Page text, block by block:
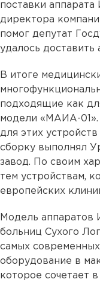
поставки
директора
помог депутат
удалось
В итоге
подходящие как
модели «МАИА-
для этих
сборку выполнял
завод. По своим
тем устройствам,
европейских
Модель аппаратов
больниц Сухого
самых
оборудование в
которое сочетает